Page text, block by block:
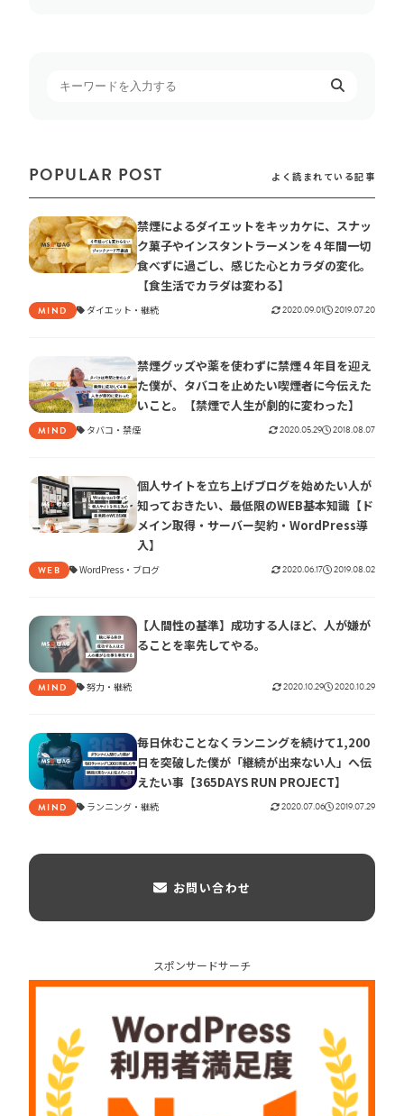
POPULAR POST よく読まれている記事
禁煙によるダイエットをキッカケに、スナッ
ク菓子やインスタントラーメンを４年間一切
食べずに過ごし、感じた心とカラダの変化。
【食生活でカラダは変わる】
MIND ダイエット 継続 2020.09.01 2019.07.20
禁煙グッズや薬を使わずに禁煙４年目を迎え
た僕が、タバコを止めたい喫煙者に今伝えた
いこと。【禁煙で人生が劇的に変わった】
MIND タバコ 禁煙 2020.05.29 2018.08.07
個人サイトを立ち上げブログを始めたい人が
知っておきたい、最低限のWEB基本知識【ド
メイン取得・サーバー契約・WordPress導
入】
WEB WordPress ブログ 2020.06.17 2019.08.02
【人間性の基準】成功する人ほど、人が嫌が
ることを率先してやる。
MIND 努力 継続 2020.10.29 2020.10.29
毎日休むことなくランニングを続けて1,200
日を突破した僕が「継続が出来ない人」へ伝
えたい事【365DAYS RUN PROJECT】
MIND ランニング 継続 2020.07.06 2019.07.29
お問い合わせ
スポンサードサーチ